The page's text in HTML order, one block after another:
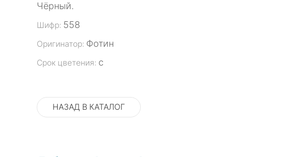
Чёрный.
Шифр: 558
Оригинатор: Фотин
Срок цветения: с
НАЗАД В КАТАЛОГ